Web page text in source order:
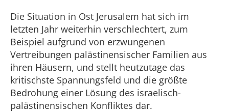
Die Situation in Ost Jerusalem hat sich im
letzten Jahr weiterhin verschlechtert, zum
Beispiel aufgrund von erzwungenen
Vertreibungen palästinensischer Familien aus
ihren Häusern, und stellt heutzutage das
kritischste Spannungsfeld und die größte
Bedrohung einer Lösung des israelisch-
palästinensischen Konfliktes dar.